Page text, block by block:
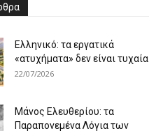
Ελληνικό: τα εργατικά
«ατυχήματα» δεν είναι τυχαία
22/07/2026
Μάνος Ελευθερίου: τα
Παραπονεμένα Λόγια των